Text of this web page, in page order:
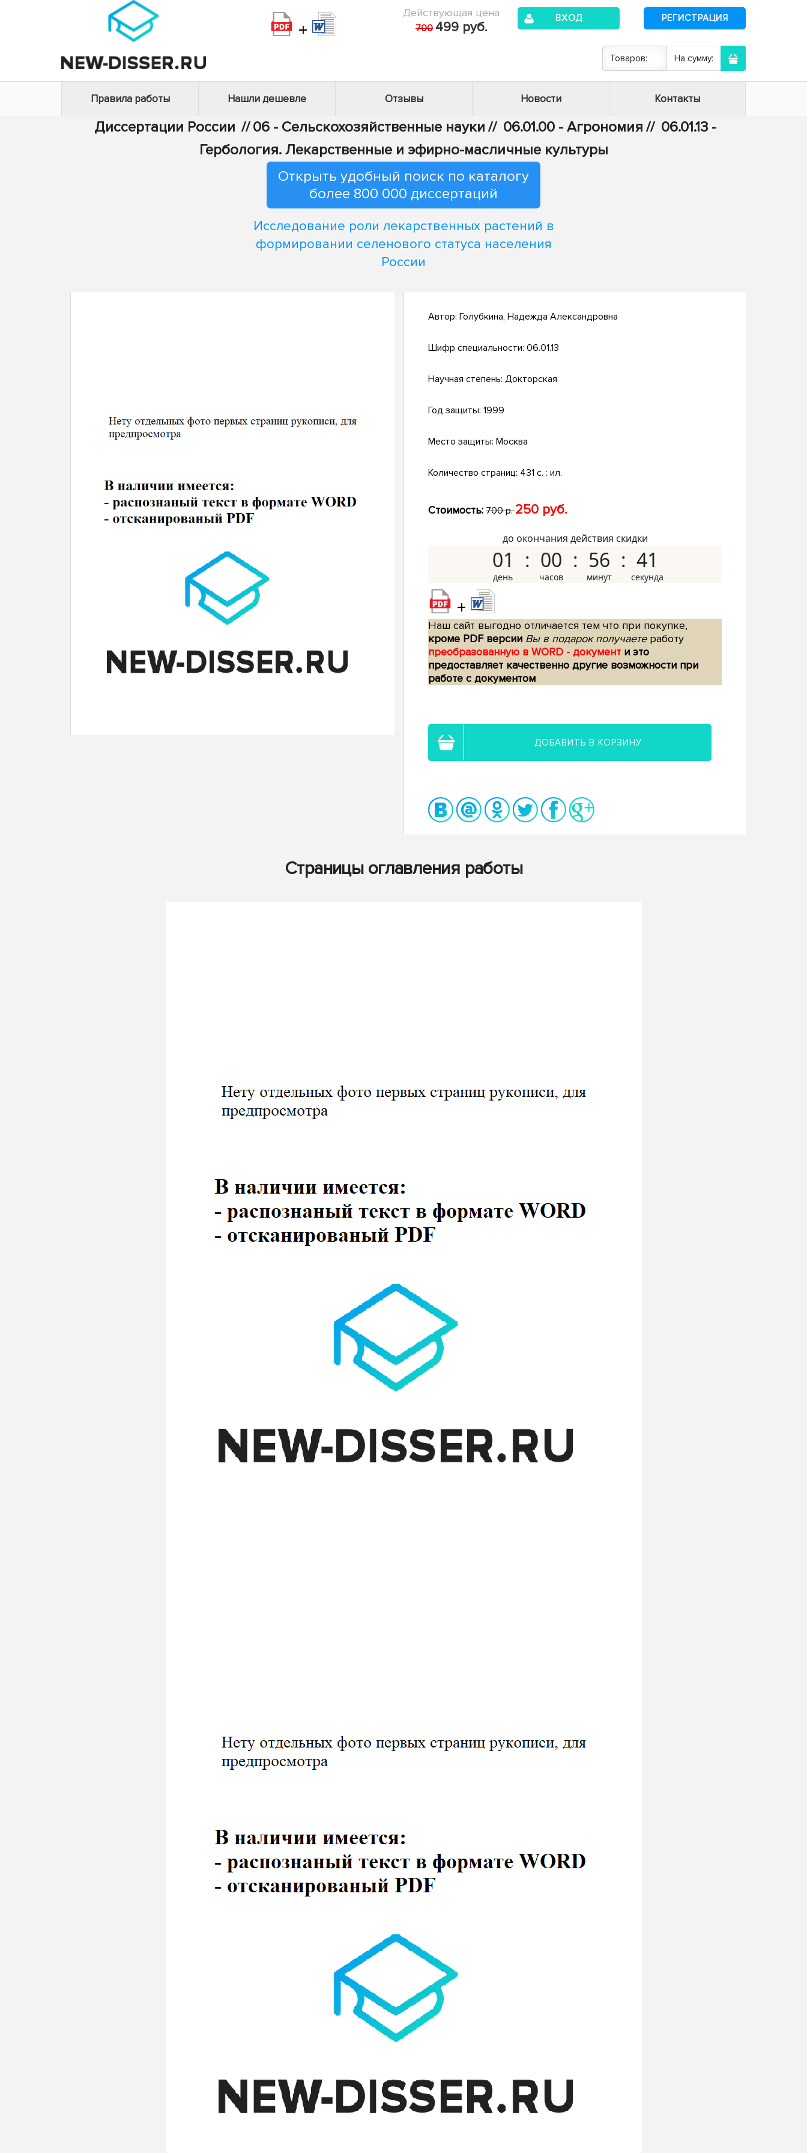
+
Действующая цена
700 499 руб.
ВХОД РЕГИСТРАЦИЯ
Товаров: На сумму:
Правила работы Нашли дешевле Отзывы Новости Контакты
Диссертации России // 06 - Сельскохозяйственные науки // 06.01.00 - Агрономия // 06.01.13 -
Гербология. Лекарственные и эфирно-масличные культуры
Открыть удобный поиск по каталогу
более 800 000 диссертаций
Исследование роли лекарственных растений в
формировании селенового статуса населения
России
Автор: Голубкина, Надежда Александровна
Шифр специальности: 06.01.13
Научная степень: Докторская
Год защиты: 1999
Место защиты: Москва
Количество страниц: 431 с. : ил.
Стоимость: 700 р.250 руб.
до окончания действия скидки
01 00 56 40
+
Наш сайт выгодно отличается тем что при покупке,
кроме PDF версии Вы в подарок получаетеработу
преобразованную в WORD - документ и это
предоставляет качественно другие возможности при
работе с документом
ДОБАВИТЬ В КОРЗИНУ
Страницы оглавления работы